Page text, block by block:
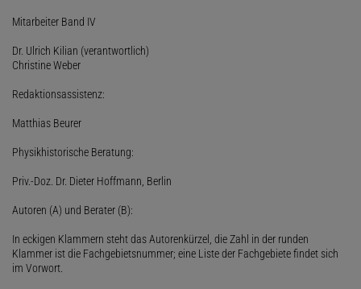
Mitarbeiter Band IV
Dr. Ulrich Kilian (verantwortlich)
Christine Weber
Redaktionsassistenz:
Matthias Beurer
Physikhistorische Beratung:
Priv.-Doz. Dr. Dieter Hoffmann, Berlin
Autoren (A) und Berater (B):
In eckigen Klammern steht das Autorenkürzel, die Zahl in der runden
Klammer ist die Fachgebietsnummer; eine Liste der Fachgebiete findet sich
im Vorwort.